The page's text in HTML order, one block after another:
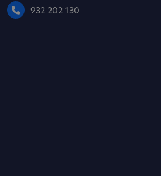
932 202 130